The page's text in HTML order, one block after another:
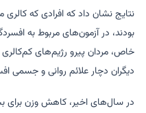
نتایج نشان داد که افرادی که
بودند، در آزمون‌های مربوط به
خاص، مردان پیرو رژیم‌های کم‌کالری
دیگران دچار علائم روانی و جسمی
در سال‌های اخیر، کاهش وزن برای